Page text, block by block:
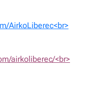
AirkoLiberec<br>
airkoliberec/<br>